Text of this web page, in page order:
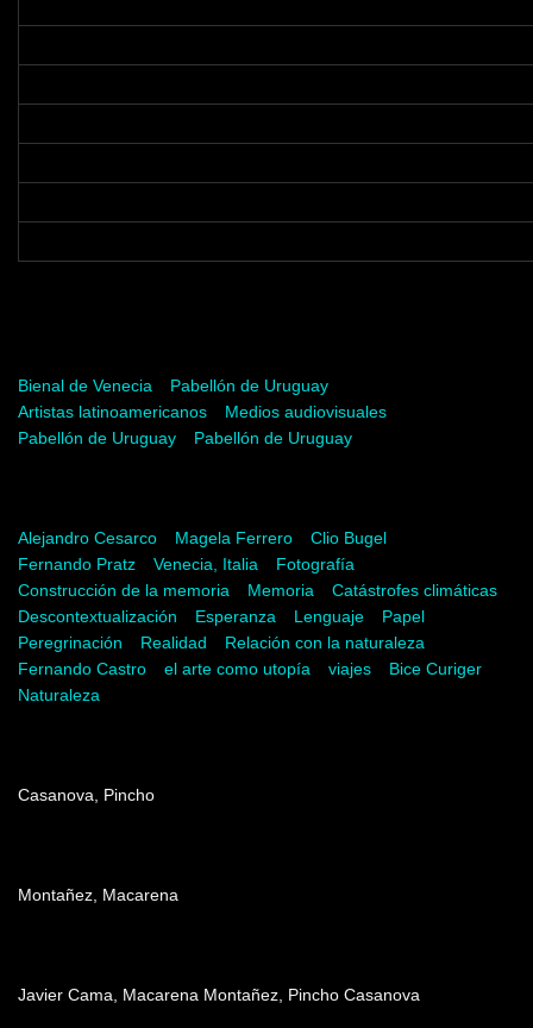
Bienal de Venecia
Pabellón de Uruguay
Artistas latinoamericanos
Medios audiovisuales
Pabellón de Uruguay
Pabellón de Uruguay
Alejandro Cesarco Magela Ferrero
Clio Bugel
Fernando Pratz
Venecia, Italia
Fotografía
Construcción de la memoria
Memoria
Catástrofes climáticas
Descontextualización
Esperanza Lenguaje
Papel
Peregrinación
Realidad
Relación con la naturaleza
Fernando Castro
el arte como utopía viajes
Bice Curiger
Naturaleza
Casanova, Pincho
Montañez, Macarena
Javier Cama, Macarena Montañez, Pincho Casanova